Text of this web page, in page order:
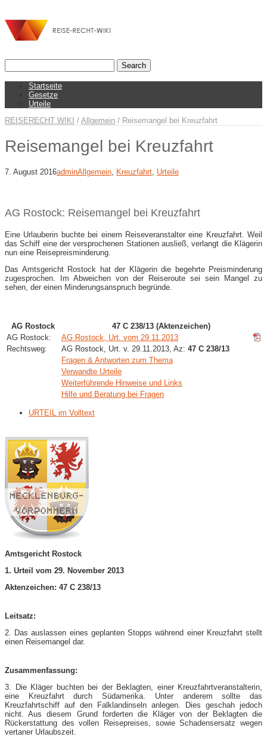
Startseite
Gesetze
Urteile
REISERECHT WIKI / Allgemein / Reisemangel bei Kreuzfahrt
Reisemangel bei Kreuzfahrt
7. August 2016adminAllgemein Kreuzfahrt Urteile
AG Rostock: Reisemangel bei Kreuzfahrt
Eine Urlauberin buchte bei einem Reiseveranstalter eine Kreuzfahrt. Weil
das Schiff eine der versprochenen Stationen ausließ, verlangt die Klägerin
nun eine Reisepreisminderung.
Das Amtsgericht Rostock hat der Klägerin die begehrte Preisminderung
zugesprochen. Im Abweichen von der Reiseroute sei sein Mangel zu
sehen, der einen Minderungsanspruch begründe.
AG Rostock
47 C 238/13 (Aktenzeichen)
AG Rostock:
AG Rostock, Urt. vom 29.11.2013
Rechtsweg:
AG Rostock, Urt. v. 29.11.2013, Az: 47 C 238/13
Fragen & Antworten zum Thema
Verwandte Urteile
Weiterführende Hinweise und Links
Hilfe und Beratung bei Fragen
URTEIL im Volltext
Amtsgericht Rostock
1. Urteil vom 29. November 2013
Aktenzeichen: 47 C 238/13
Leitsatz:
2. Das auslassen eines geplanten Stopps während einer Kreuzfahrt stellt
einen Reisemangel dar.
Zusammenfassung:
3. Die Kläger buchten bei der Beklagten, einer Kreuzfahrtveranstalterin,
eine Kreuzfahrt durch Südamerika. Unter anderem sollte das
Kreuzfahrtschiff auf den Falklandinseln anlegen. Dies geschah jedoch
nicht. Aus diesem Grund forderten die Kläger von der Beklagten die
Rückerstattung des vollen Reisepreises, sowie Schadensersatz wegen
vertaner Urlaubszeit.